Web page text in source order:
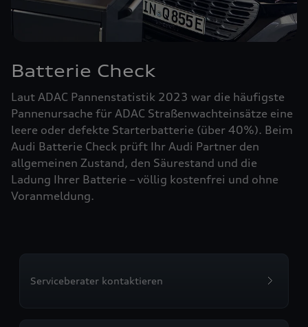
Batterie Check
Laut ADAC Pannenstatistik 2023 war die häufigste
Pannenursache für ADAC Straßenwachteinsätze eine
leere oder defekte Starterbatterie (über 40%). Beim
Audi Batterie Check prüft Ihr Audi Partner den
allgemeinen Zustand, den Säurestand und die
Ladung Ihrer Batterie – völlig kostenfrei und ohne
Voranmeldung.
Serviceberater kontaktieren